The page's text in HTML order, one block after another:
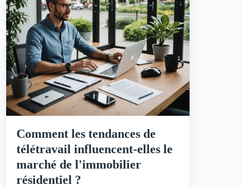
Comment les tendances de
télétravail influencent-elles le
marché de l'immobilier
résidentiel ?